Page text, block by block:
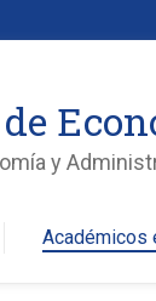
y
Académicos